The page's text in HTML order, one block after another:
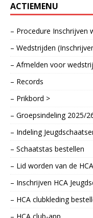
ACTIEMENU
– Procedure Inschrijven
– Wedstrijden
– Afmelden voor
– Records
– Prikbord >
– Groepsindeling 2025/
– Indeling
– Schaatstas bestellen
– Lid worden van de HCA
– Inschrijven HCA
– HCA clubkleding